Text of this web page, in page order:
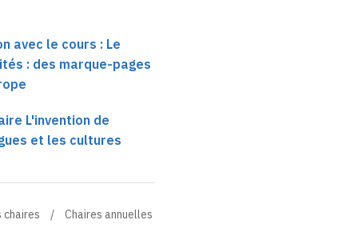
avec le cours : Le
: des marque-pages
L'invention de
et les cultures
chaires Chaires annuelles